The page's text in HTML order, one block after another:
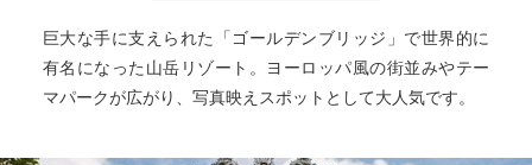
巨大な手に支えられた「ゴールデンブリッジ」で世界的に
有名になった山岳リゾート。ヨーロッパ風の街並みやテー
マパークが広がり、写真映えスポットとして大人気です。